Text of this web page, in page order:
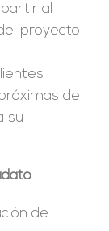
al
proyecto
de
su
de